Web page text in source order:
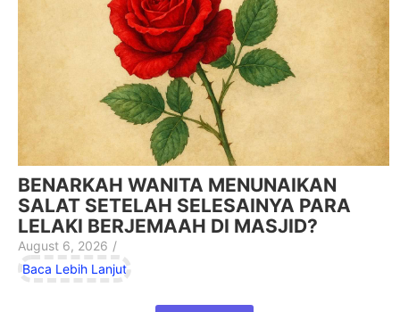
BENARKAH WANITA MENUNAIKAN
SALAT SETELAH SELESAINYA PARA
LELAKI BERJEMAAH DI MASJID?
August 6, 2026 /
Baca Lebih Lanjut